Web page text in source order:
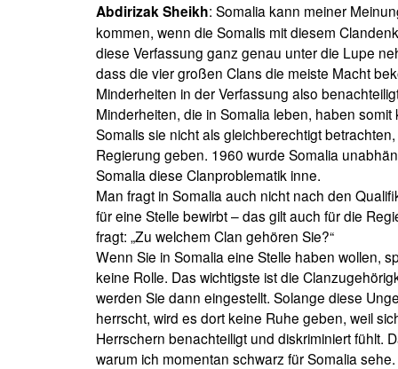
Abdirizak Sheikh: Somalia kann meiner
kommen, wenn die Somalis mit diesem
diese Verfassung ganz genau unter die Lupe
dass die vier großen Clans die meiste Macht
Minderheiten in der Verfassung also
Minderheiten, die in Somalia leben, haben
Somalis sie nicht als gleichberechtigt
Regierung geben. 1960 wurde Somalia
Somalia diese Clanproblematik inne.
Man fragt in Somalia auch nicht nach den
für eine Stelle bewirbt – das gilt auch für die
fragt: „Zu welchem Clan gehören Sie?“
Wenn Sie in Somalia eine Stelle haben wollen,
keine Rolle. Das wichtigste ist die
werden Sie dann eingestellt. Solange diese
herrscht, wird es dort keine Ruhe geben, weil
Herrschern benachteiligt und diskriminiert fühlt.
warum ich momentan schwarz für Somalia sehe.